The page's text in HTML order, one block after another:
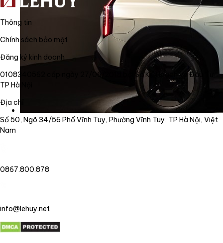
Thông tin
Chính sách bảo mật
Đăng ký kinh doanh
0108340562 cấp ngày 27/06/2018 bởi Sở Kế Hoạch và Đầu Tư
TP Hà Nội
Địa chỉ
Số 50, Ngõ 34/56 Phố Vĩnh Tuy, Phường Vĩnh Tuy, TP Hà Nội, Việt
Nam
0867.800.878
info@lehuy.net